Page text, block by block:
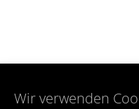
Wir verwenden